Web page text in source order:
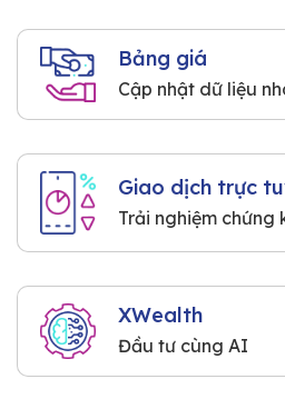
Bảng giá
Cập nhật dữ liệu
Giao dịch trực
Trải nghiệm chứng
XWealth
Đầu tư cùng AI